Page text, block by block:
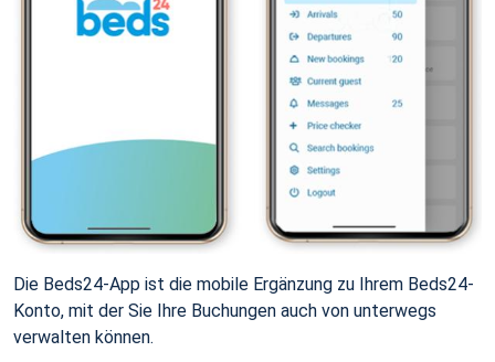
Die Beds24-App ist die mobile Ergänzung zu Ihrem Beds24-
Konto, mit der Sie Ihre Buchungen auch von unterwegs
verwalten können.